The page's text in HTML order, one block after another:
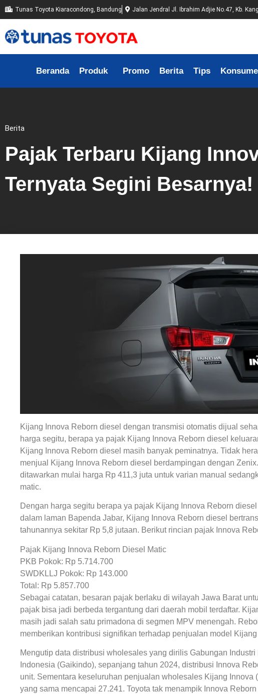
Tunas Toyota Kiaracondong, Bandung Jalan Jendral Jl. Ibrahim Adjie No.47, Kb.
Beranda Produk Promo Berita Tips
Berita
Pajak Terbaru Kijang
Ternyata Segini Besarnya!
Kijang Innova Reborn diesel dengan transmisi otomatis dijual
harga segitu, berapa ya pajak Kijang Innova Reborn diesel
Kijang Innova Reborn diesel masih banyak peminatnya. Tidak
menjual Kijang Innova Reborn diesel berdampingan dengan
ditawarkan mulai harga Rp 411,3 juta untuk varian manual
matic.
Dengan harga segitu berapa ya pajak Kijang Innova Reborn
dalam laman Bapenda Jabar, Kijang Innova Reborn diesel
tahunannya sekitar Rp 5,8 jutaan. Berikut rincian pajak Innova
Pajak Kijang Innova Reborn Diesel Matic
PKB Pokok: Rp 5.714.700
SWDKLLJ Pokok: Rp 143.000
Total: Rp 5.857.700
Sebagai catatan, besaran pajak berlaku di wilayah Jawa Barat
pajak bisa jadi berbeda tergantung dari daerah mobil terdaftar.
masih jadi salah satu primadona di segmen MPV menengah.
memberikan kontribusi signifikan terhadap penjualan model
Mengutip data distribusi wholesales yang dirilis Gabungan
Indonesia (Gaikindo), sepanjang tahun 2024, distribusi Innova
unit. Sementara keseluruhan penjualan wholesales Kijang Innova
yang sama mencapai 27.241. Toyota tak menampik Innova